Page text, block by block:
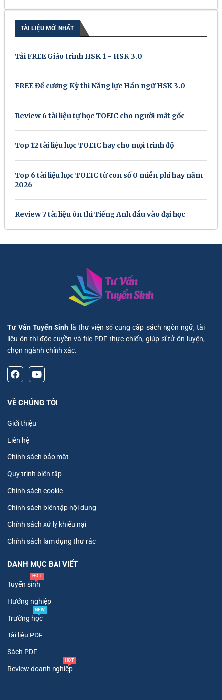
TÀI LIỆU MỚI NHẤT
Tải FREE Giáo trình HSK 1 – HSK 3.0
FREE Đề cương Kỳ thi Năng lực Hán ngữ HSK 3.0
Review 6 tài liệu tự học TOEIC cho người mất gốc
Top 12 tài liệu học TOEIC hay cho mọi trình độ
Top 6 tài liệu học TOEIC từ con số 0 miễn phí hay năm
2026
Review 7 tài liệu ôn thi Tiếng Anh đầu vào đại học
Tư Vấn Tuyển Sinh là thư viện số cung cấp sách ngôn ngữ, tài
liệu ôn thi độc quyền và file PDF thực chiến, giúp sĩ tử ôn luyện,
chọn ngành chính xác.
VỀ CHÚNG TÔI
Giới thiệu
Liên hệ
Chính sách bảo mật
Quy trình biên tập
Chính sách cookie
Chính sách biên tập nội dung
Chính sách xử lý khiếu nại
Chính sách lam dụng thư rác
DANH MỤC BÀI VIẾT
Tuyển sinh
HOT
Hướng nghiệp
Trường học
NEW
Tài liệu PDF
Sách PDF
Review doanh nghiệp
HOT